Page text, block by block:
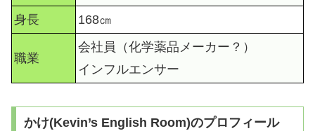
身長
168㎝
職業
会社員（化学薬品メーカー？）
インフルエンサー
かけ(Kevin’s English Room)のプロフィール